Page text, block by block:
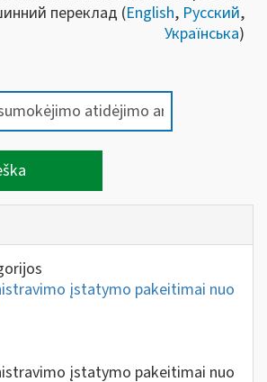
переклад (English, Русский,
Українська)
įstatymo pakeitimai nuo
įstatymo pakeitimai nuo